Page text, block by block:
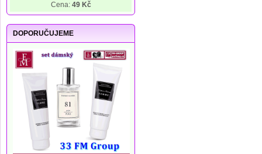
Cena: 49 Kč
DOPORUČUJEME